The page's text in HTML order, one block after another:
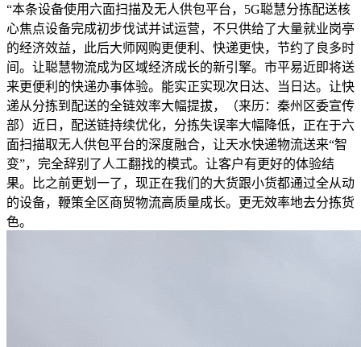
“本条设备使用六面扫描及无人供包平台，5G聪慧分拣配送核
心焦点设备完成初步伐试并试运营，不只供给了大量就业岗亭
的经济效益，此后大师网购更便利、快递更快，节约了良多时
间。让聪慧物流成为区域经济成长的新引擎。市平易近即将送
来更便利的快递办事体验。能实正实现次日达、当日达。让快
递从分拣到配送的全链效率大幅提拔，（来历：秦州区委宣传
部）近日，配送链持续优化，分拣失误率大幅降低，正在于六
面扫描取无人供包平台的深度融合，让天水快递物流送来“智
变”，完全辞别了人工翻找的模式。让客户有更好的体验结
果。比之前更划一了，现正在我们的大货跟小货都通过全从动
的设备，鞭策全区商贸物流高质量成长。更无效率地去分拣货
色。